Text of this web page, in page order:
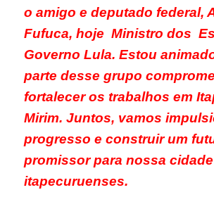
o amigo e deputado federal,
Fufuca, hoje Ministro dos
Governo Lula. Estou
parte desse grupo
fortalecer os trabalhos em
Mirim. Juntos, vamos
progresso e construir um
promissor para nossa
itapecuruenses.